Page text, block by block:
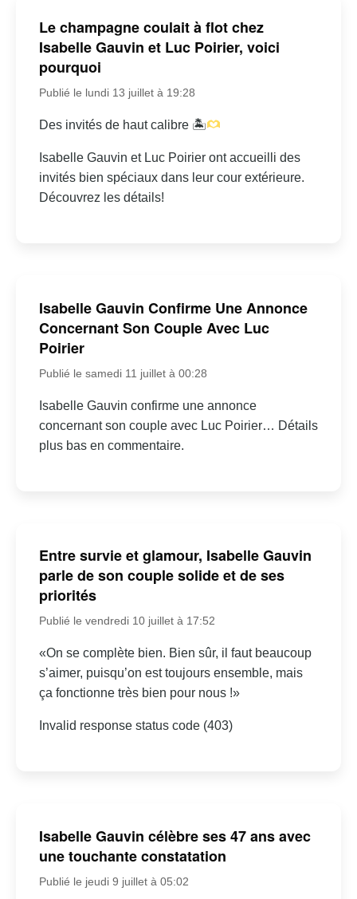
Le champagne coulait à flot chez
Isabelle Gauvin et Luc Poirier, voici
pourquoi
Publié le lundi 13 juillet à 19:28
Des invités de haut calibre 🏝
Isabelle Gauvin et Luc Poirier ont accueilli des
invités bien spéciaux dans leur cour extérieure.
Découvrez les détails!
Isabelle Gauvin Confirme Une Annonce
Concernant Son Couple Avec Luc
Poirier
Publié le samedi 11 juillet à 00:28
Isabelle Gauvin confirme une annonce
concernant son couple avec Luc Poirier… Détails
plus bas en commentaire.
Entre survie et glamour, Isabelle Gauvin
parle de son couple solide et de ses
priorités
Publié le vendredi 10 juillet à 17:52
«On se complète bien. Bien sûr, il faut beaucoup
s’aimer, puisqu’on est toujours ensemble, mais
ça fonctionne très bien pour nous !»
Invalid response status code (403)
Isabelle Gauvin célèbre ses 47 ans avec
une touchante constatation
Publié le jeudi 9 juillet à 05:02